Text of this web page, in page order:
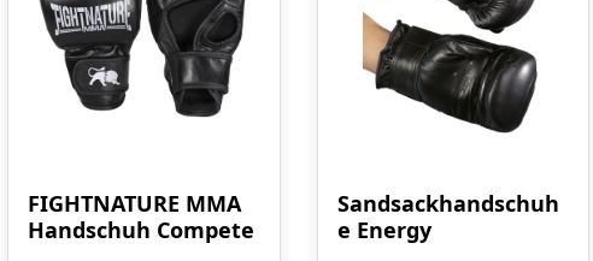
FIGHTNATURE MMA
Handschuh Compete
Sandsackhandschuh
e Energy